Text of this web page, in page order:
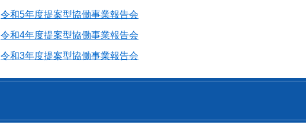
令和5年度提案型協働事業報告会
令和4年度提案型協働事業報告会
令和3年度提案型協働事業報告会